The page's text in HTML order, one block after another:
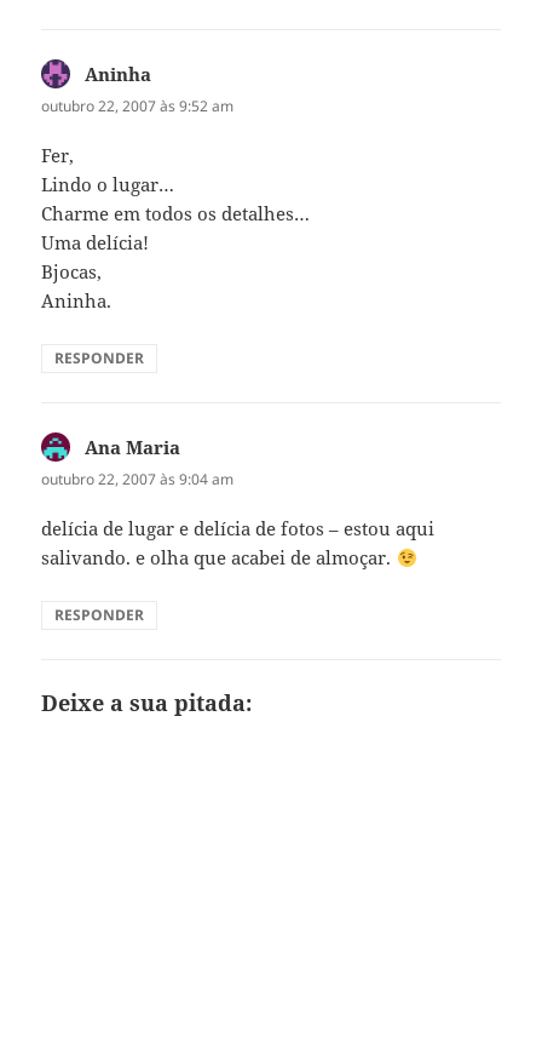
Aninha
outubro 22, 2007 às 9:52 am
Fer,
Lindo o lugar…
Charme em todos os detalhes…
Uma delícia!
Bjocas,
Aninha.
RESPONDER
Ana Maria
outubro 22, 2007 às 9:04 am
delícia de lugar e delícia de fotos – estou aqui
salivando. e olha que acabei de almoçar.
RESPONDER
Deixe a sua pitada: